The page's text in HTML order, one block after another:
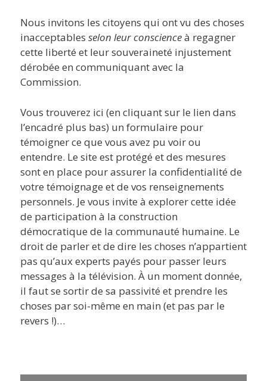
Nous invitons les citoyens qui ont vu des choses
inacceptables selon leur conscienceà regagner
cette liberté et leur souveraineté injustement
dérobée en communiquant avec la
Commission.
Vous trouverez ici (en cliquant sur le lien dans
l’encadré plus bas) un formulaire pour
témoigner ce que vous avez pu voir ou
entendre. Le site est protégé et des mesures
sont en place pour assurer la confidentialité de
votre témoignage et de vos renseignements
personnels. Je vous invite à explorer cette idée
de participation à la construction
démocratique de la communauté humaine. Le
droit de parler et de dire les choses n’appartient
pas qu’aux experts payés pour passer leurs
messages à la télévision. À un moment donnée,
il faut se sortir de sa passivité et prendre les
choses par soi-même en main (et pas par le
revers !)…